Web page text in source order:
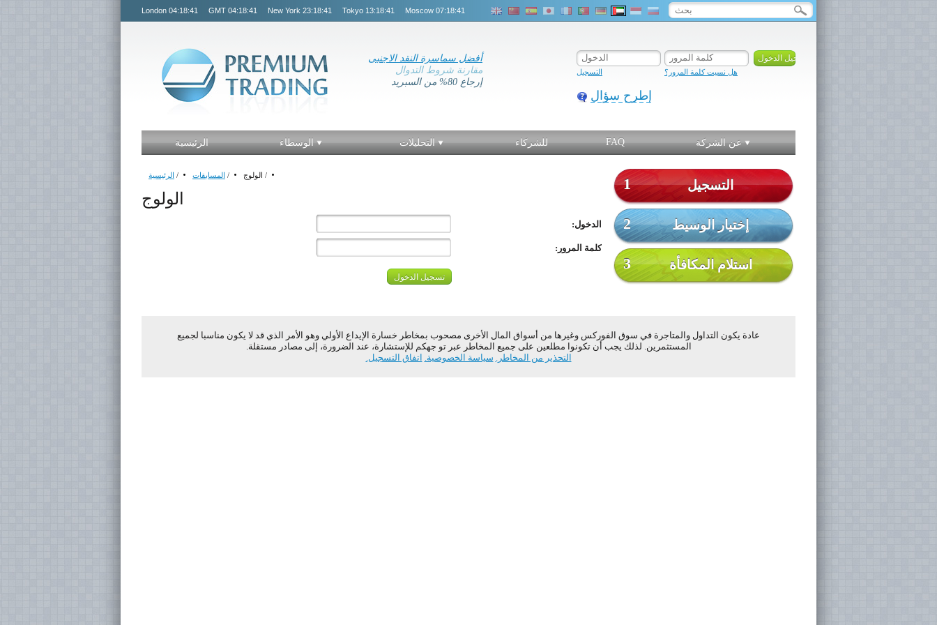
London 04:18:42 GMT 04:18:42 New York 23:18:42 Tokyo 13:18:42 Moscow 07:18:42
أفضل سماسرة النقد الاجنبى
مقارنة شروط التدوال
إرجاع 80% من السبريد
التسجيل هل نسيت كلمة المرور؟
إطرح سؤال
الرئيسية الوسطاء التحليلات للشركاء FAQ عن الشركة
1 التسجيل
2 إختيار الوسيط
3 استلام المكافأة
الرئيسية / المسابقات / الولوج /
الولوج
الدخول:
كلمة المرور:
عادة يكون التداول والمتاجرة في سوق الفوركس وغيرها من أسواق المال الأخرى مصحوب بمخاطر خسارة الإيداع الأولي وهو الأمر الذي قد لا يكون مناسبا لجميع
المستثمرين. لذلك يجب أن تكونوا مطلعين على جميع المخاطر عبر تو جهكم للإستشارة، عند الضرورة، إلى مصادر مستقلة.
التحذير من المخاطر. سياسة الخصوصية. اتفاق التسجيل.